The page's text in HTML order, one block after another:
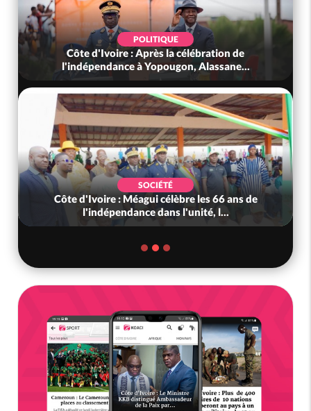
POLITIQUE
Côte d'Ivoire : Après la célébration de
l'indépendance à Yopougon, Alassane...
SOCIÉTÉ
Côte d'Ivoire : Méagui célèbre les 66 ans de
l'indépendance dans l'unité, l...